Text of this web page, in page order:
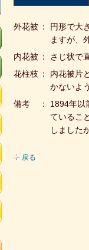
外花被 ：
円形で大
ますが、
内花被 ：
さじ状で
花柱枝 ：
内花被片
かないよ
備考
：
1894年以
ているこ
しました
戻る